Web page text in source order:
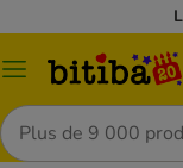
Menu
Rechercher